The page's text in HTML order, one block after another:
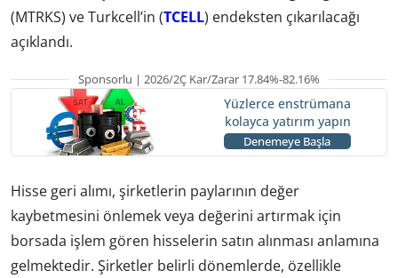
(MTRKS) ve Turkcell’in (TCELL) endeksten çıkarılacağı
açıklandı.
Sponsorlu | 2026/2Ç Kar/Zarar 17.84%-82.16%
Yüzlerce enstrümana
kolayca yatırım yapın
Denemeye Başla
Hisse geri alımı, şirketlerin paylarının değer
kaybetmesini önlemek veya değerini artırmak için
borsada işlem gören hisselerin satın alınması anlamına
gelmektedir. Şirketler belirli dönemlerde, özellikle